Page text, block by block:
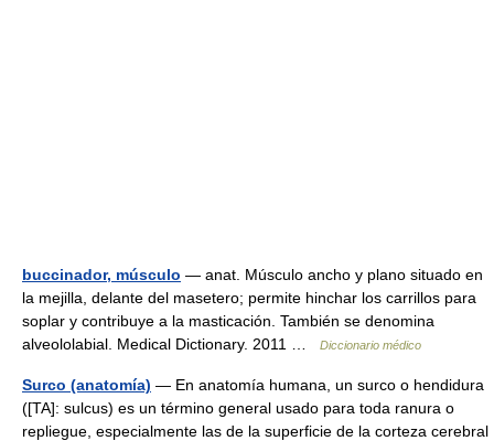
buccinador, músculo — anat. Músculo ancho y plano situado en
la mejilla, delante del masetero; permite hinchar los carrillos para
soplar y contribuye a la masticación. También se denomina
alveololabial. Medical Dictionary. 2011 …
Diccionario médico
Surco (anatomía) — En anatomía humana, un surco o hendidura
([TA]: sulcus) es un término general usado para toda ranura o
repliegue, especialmente las de la superficie de la corteza cerebral